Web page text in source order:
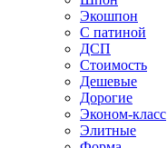
Экошпон
С патиной
ДСП
Стоимость
Дешевые
Дорогие
Эконом-класс
Элитные